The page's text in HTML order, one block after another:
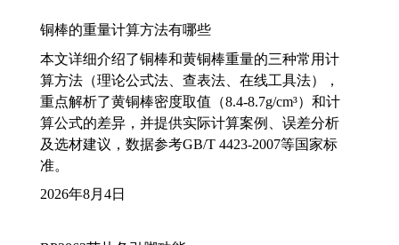
铜棒的重量计算方法有哪些
本文详细介绍了铜棒和黄铜棒重量的三种常用计
算方法（理论公式法、查表法、在线工具法），
重点解析了黄铜棒密度取值（8.4-8.7g/cm³）和计
算公式的差异，并提供实际计算案例、误差分析
及选材建议，数据参考GB/T 4423-2007等国家标
准。
2026年8月4日